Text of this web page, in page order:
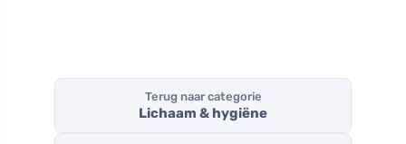
Terug naar categorie
Lichaam & hygiëne